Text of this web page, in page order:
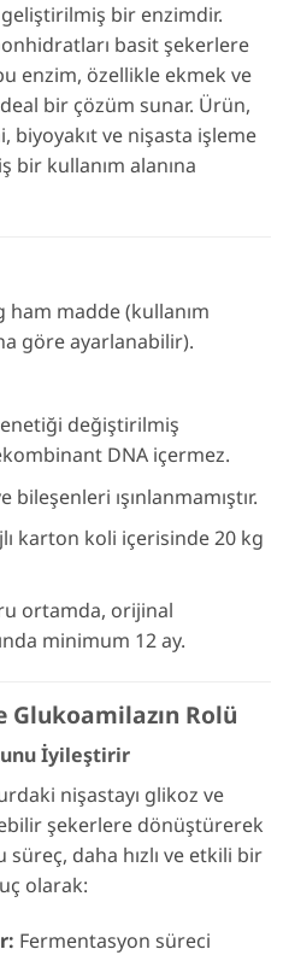
bir enzimdir.
basit şekerlere
enzim, özellikle ekmek ve
bir çözüm sunar. Ürün,
biyoyakıt ve nişasta işleme
bir kullanım alanına
ham madde (kullanım
göre ayarlanabilir).
değiştirilmiş
DNA içermez.
bileşenleri ışınlanmamıştır.
karton koli içerisinde 20 kg
ortamda, orijinal
minimum 12 ay.
Glukoamilazın Rolü
İyileştirir
nişastayı glikoz ve
şekerlere dönüştürerek
süreç, daha hızlı ve etkili bir
olarak:
Fermentasyon süreci